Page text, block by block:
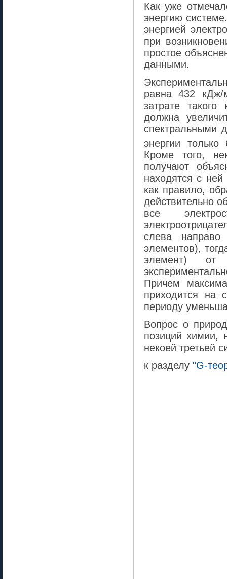
Как уже
энергию
энергией
при
простое
данными.
равна 432 кДж/
затрате такого
должна
спектральными
энергии
Кроме того,
получают
находятся с
как правило,
действительно
все
слева
элементов),
элемент) от
Причем
приходится на
периоду
Вопрос о
позиций химии,
некоей третьей
к разделу "G-